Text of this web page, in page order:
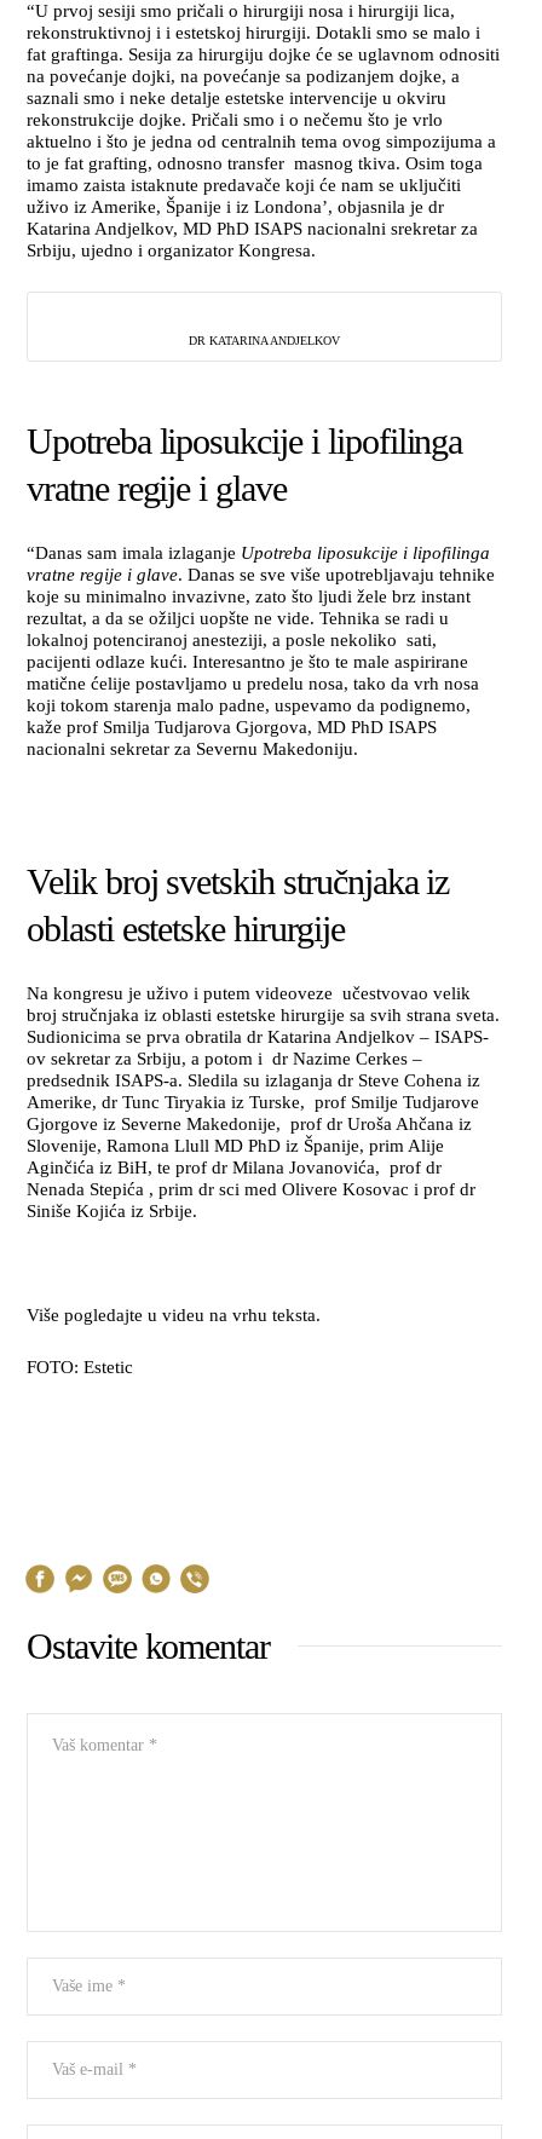
“U prvoj sesiji smo pričali o hirurgiji nosa i hirurgiji lica,
rekonstruktivnoj i i estetskoj hirurgiji. Dotakli smo se malo i
fat graftinga. Sesija za hirurgiju dojke će se uglavnom odnositi
na povećanje dojki, na povećanje sa podizanjem dojke, a
saznali smo i neke detalje estetske intervencije u okviru
rekonstrukcije dojke. Pričali smo i o nečemu što je vrlo
aktuelno i što je jedna od centralnih tema ovog simpozijuma a
to je fat grafting, odnosno transfer masnog tkiva. Osim toga
imamo zaista istaknute predavače koji će nam se uključiti
uživo iz Amerike, Španije i iz Londona’, objasnila je dr
Katarina Andjelkov, MD PhD ISAPS nacionalni srekretar za
Srbiju, ujedno i organizator Kongresa.
DR KATARINA ANDJELKOV
Upotreba liposukcije i lipofilinga
vratne regije i glave
“Danas sam imala izlaganje Upotreba liposukcije i lipofilinga
vratne regije i glave. Danas se sve više upotrebljavaju tehnike
koje su minimalno invazivne, zato što ljudi žele brz instant
rezultat, a da se ožiljci uopšte ne vide. Tehnika se radi u
lokalnoj potenciranoj anesteziji, a posle nekoliko sati,
pacijenti odlaze kući. Interesantno je što te male aspirirane
matične ćelije postavljamo u predelu nosa, tako da vrh nosa
koji tokom starenja malo padne, uspevamo da podignemo,
kaže prof Smilja Tudjarova Gjorgova, MD PhD ISAPS
nacionalni sekretar za Severnu Makedoniju.
Velik broj svetskih stručnjaka iz
oblasti estetske hirurgije
Na kongresu je uživo i putem videoveze učestvovao velik
broj stručnjaka iz oblasti estetske hirurgije sa svih strana sveta.
Sudionicima se prva obratila dr Katarina Andjelkov – ISAPS-
ov sekretar za Srbiju, a potom i dr Nazime Cerkes –
predsednik ISAPS-a. Sledila su izlaganja dr Steve Cohena iz
Amerike, dr Tunc Tiryakia iz Turske, prof Smilje Tudjarove
Gjorgove iz Severne Makedonije, prof dr Uroša Ahčana iz
Slovenije, Ramona Llull MD PhD iz Španije, prim Alije
Aginčića iz BiH, te prof dr Milana Jovanovića, prof dr
Nenada Stepića , prim dr sci med Olivere Kosovac i prof dr
Siniše Kojića iz Srbije.
Više pogledajte u videu na vrhu teksta.
FOTO: Estetic
Ostavite komentar